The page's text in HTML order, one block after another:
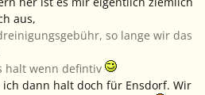
aus,
so lange wir das
halt wenn defintiv
dann halt doch für Ensdorf. Wir